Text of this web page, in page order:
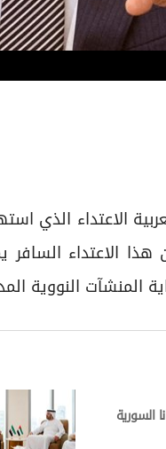
الاعتداء
هذا الاعتداء
المنشآت النووية
السورية